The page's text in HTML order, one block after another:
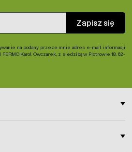
Zapisz się
na podany przeze mnie adres e-mail informacji
FERMO Karol Owczarek, z siedzibą w Piotrowie 18, 62-